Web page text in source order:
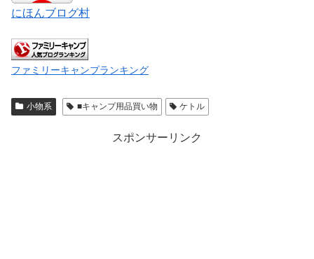
にほんブログ村
ファミリーキャンプランキング
小物系 ■キャンプ用品買い物 ケトル
スポンサーリンク